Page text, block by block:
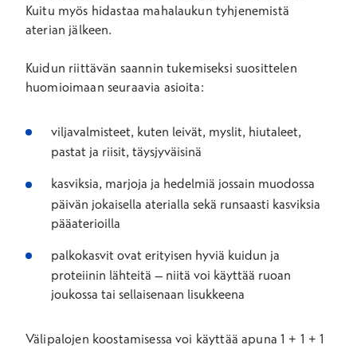
Kuitu myös hidastaa mahalaukun tyhjenemistä
aterian jälkeen.
Kuidun riittävän saannin tukemiseksi suosittelen
huomioimaan seuraavia asioita:
viljavalmisteet, kuten leivät, myslit, hiutaleet,
pastat ja riisit, täysjyväisinä
kasviksia, marjoja ja hedelmiä jossain muodossa
päivän jokaisella aterialla sekä runsaasti kasviksia
pääaterioilla
palkokasvit ovat erityisen hyviä kuidun ja
proteiinin lähteitä – niitä voi käyttää ruoan
joukossa tai sellaisenaan lisukkeena
Välipalojen koostamisessa voi käyttää apuna 1 + 1 + 1